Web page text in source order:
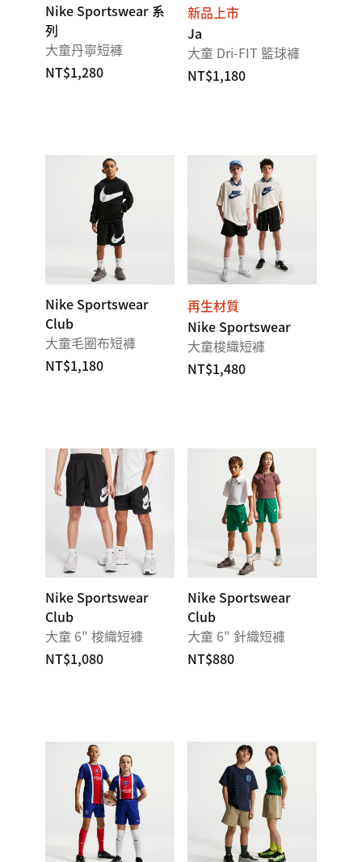
Nike Sportswear 系
列
大童丹寧短褲
NT$1,280
新品上市
Ja
大童 Dri-FIT 籃球褲
NT$1,180
Nike Sportswear
Club
大童毛圈布短褲
NT$1,180
再生材質
Nike Sportswear
大童梭織短褲
NT$1,480
Nike Sportswear
Club
大童 6" 梭織短褲
NT$1,080
Nike Sportswear
Club
大童 6" 針織短褲
NT$880